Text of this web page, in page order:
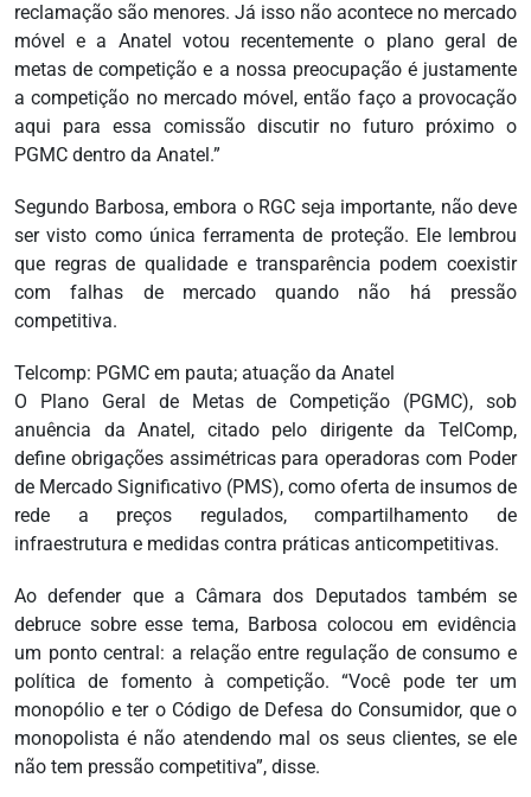
reclamação são menores. Já isso não acontece no mercado
móvel e a Anatel votou recentemente o plano geral de
metas de competição e a nossa preocupação é justamente
a competição no mercado móvel, então faço a provocação
aqui para essa comissão discutir no futuro próximo o
PGMC dentro da Anatel.”
Segundo Barbosa, embora o RGC seja importante, não deve
ser visto como única ferramenta de proteção. Ele lembrou
que regras de qualidade e transparência podem coexistir
com falhas de mercado quando não há pressão
competitiva.
Telcomp: PGMC em pauta; atuação da Anatel
O Plano Geral de Metas de Competição (PGMC), sob
anuência da Anatel, citado pelo dirigente da TelComp,
define obrigações assimétricas para operadoras com Poder
de Mercado Significativo (PMS), como oferta de insumos de
rede a preços regulados, compartilhamento de
infraestrutura e medidas contra práticas anticompetitivas.
Ao defender que a Câmara dos Deputados também se
debruce sobre esse tema, Barbosa colocou em evidência
um ponto central: a relação entre regulação de consumo e
política de fomento à competição. “Você pode ter um
monopólio e ter o Código de Defesa do Consumidor, que o
monopolista é não atendendo mal os seus clientes, se ele
não tem pressão competitiva”, disse.